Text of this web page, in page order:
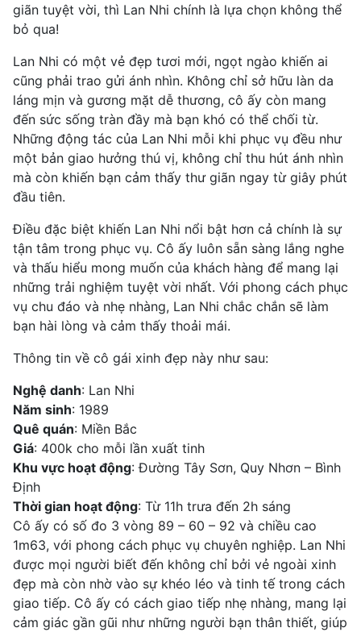
giãn tuyệt vời, thì Lan Nhi chính là lựa chọn không thể
bỏ qua!
Lan Nhi có một vẻ đẹp tươi mới, ngọt ngào khiến ai
cũng phải trao gửi ánh nhìn. Không chỉ sở hữu làn da
láng mịn và gương mặt dễ thương, cô ấy còn mang
đến sức sống tràn đầy mà bạn khó có thể chối từ.
Những động tác của Lan Nhi mỗi khi phục vụ đều như
một bản giao hưởng thú vị, không chỉ thu hút ánh nhìn
mà còn khiến bạn cảm thấy thư giãn ngay từ giây phút
đầu tiên.
Điều đặc biệt khiến Lan Nhi nổi bật hơn cả chính là sự
tận tâm trong phục vụ. Cô ấy luôn sẵn sàng lắng nghe
và thấu hiểu mong muốn của khách hàng để mang lại
những trải nghiệm tuyệt vời nhất. Với phong cách phục
vụ chu đáo và nhẹ nhàng, Lan Nhi chắc chắn sẽ làm
bạn hài lòng và cảm thấy thoải mái.
Thông tin về cô gái xinh đẹp này như sau:
Nghệ danh: Lan Nhi
Năm sinh: 1989
Quê quán: Miền Bắc
Giá: 400k cho mỗi lần xuất tinh
Khu vực hoạt động: Đường Tây Sơn, Quy Nhơn – Bình
Định
Thời gian hoạt động: Từ 11h trưa đến 2h sáng
Cô ấy có số đo 3 vòng 89 – 60 – 92 và chiều cao
1m63, với phong cách phục vụ chuyên nghiệp. Lan Nhi
được mọi người biết đến không chỉ bởi vẻ ngoài xinh
đẹp mà còn nhờ vào sự khéo léo và tinh tế trong cách
giao tiếp. Cô ấy có cách giao tiếp nhẹ nhàng, mang lại
cảm giác gần gũi như những người bạn thân thiết, giúp